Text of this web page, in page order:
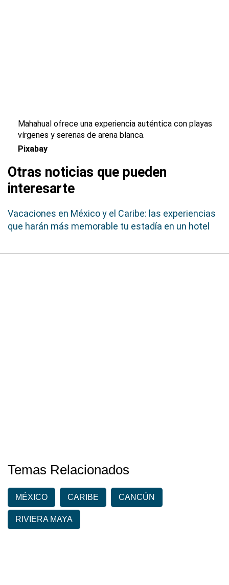
Mahahual ofrece una experiencia auténtica con playas
vírgenes y serenas de arena blanca.
Pixabay
Otras noticias que pueden
interesarte
Vacaciones en México y el Caribe: las experiencias
que harán más memorable tu estadía en un hotel
Temas Relacionados
MÉXICO CARIBE CANCÚN
RIVIERA MAYA